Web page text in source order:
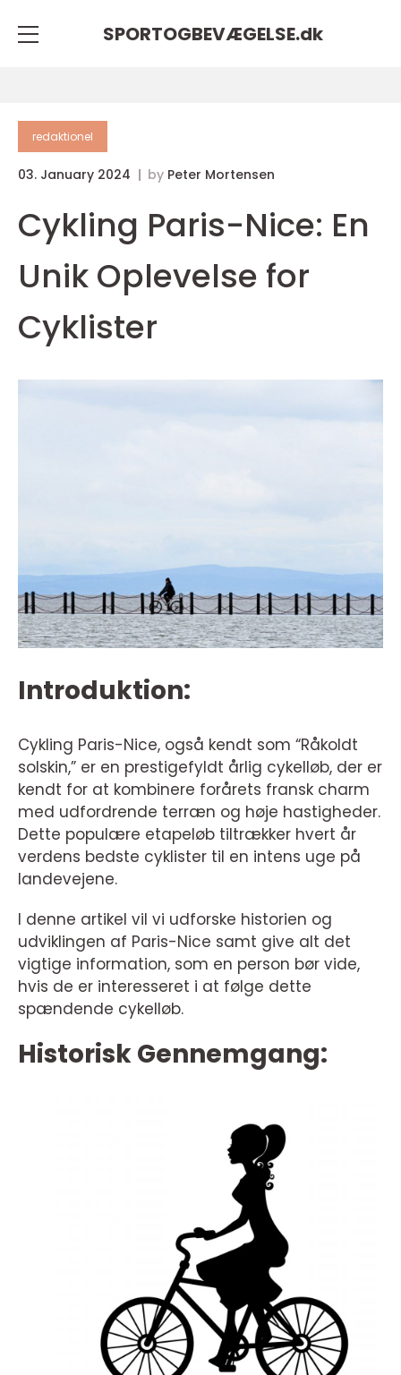
SPORTOGBEVÆGELSE.dk
redaktionel
03. January 2024 by Peter Mortensen
Cykling Paris-Nice: En
Unik Oplevelse for
Cyklister
Introduktion:
Cykling Paris-Nice, også kendt som “Råkoldt
solskin,” er en prestigefyldt årlig cykelløb, der er
kendt for at kombinere forårets fransk charm
med udfordrende terræn og høje hastigheder.
Dette populære etapeløb tiltrækker hvert år
verdens bedste cyklister til en intens uge på
landevejene.
I denne artikel vil vi udforske historien og
udviklingen af Paris-Nice samt give alt det
vigtige information, som en person bør vide,
hvis de er interesseret i at følge dette
spændende cykelløb.
Historisk Gennemgang: